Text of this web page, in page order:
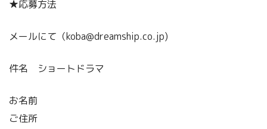
★応募方法
メールにて（koba@dreamship.co.jp)
件名 ショートドラマ
お名前
ご住所